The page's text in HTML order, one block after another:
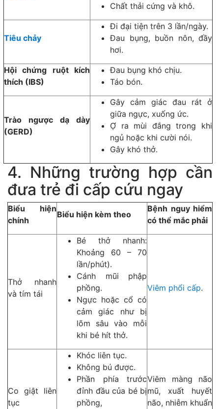
Chất thải cứng và khô.
Tiêu chảy
Đi đại tiện trên 3 lần/ngày.
Đau bụng, buồn nôn, đầy
hơi.
Hội chứng ruột kích
thích (IBS)
Đau bụng khó chịu.
Táo bón.
Trào ngược dạ dày
(GERD)
Gây cảm giác đau rát ở
giữa ngực, xuống ức.
Ợ ra mùi đắng trong khi
ngủ hoặc khi cười nói.
Gây khó thở.
4. Những trường hợp cần
đưa trẻ đi cấp cứu ngay
Biểu hiện
chính
Biểu hiện kèm theo
Bệnh nguy hiểm
có thể mắc phải
Thở nhanh
và tím tái
Bé thở nhanh:
Khoảng 60 – 70
lần/phút).
Cánh mũi phập
phồng.
Ngực hoặc cổ có
cảm giác như bị
lõm sâu vào mỗi
khi bé hít thở.
Viêm phổi cấp.
Co giật liên
tục
Khóc liên tục.
Không bú được.
Phần phía trước
đỉnh đầu của bé bị
phồng,
Viêm màng não
mũ, xuất huyết
não, nhiễm khuẩn